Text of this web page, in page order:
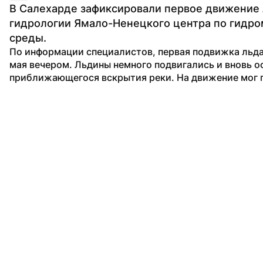
В Салехарде зафиксировали первое
гидрологии Ямало-Ненецкого центра по
среды.
По информации специалистов, первая подвижка
мая вечером. Льдины немного подвигались и вновь
приближающегося вскрытия реки. На движение мог